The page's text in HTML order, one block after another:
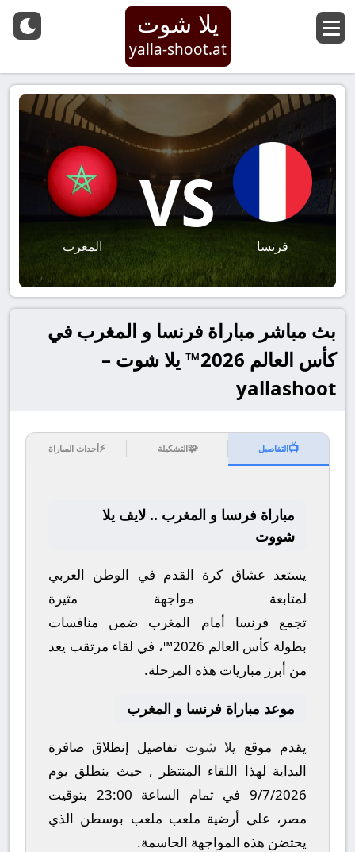
يلا شوت
yalla-shoot.at
فرنسا
VS
المغرب
بث مباشر مباراة فرنسا و المغرب في
كأس العالم 2026™ يلا شوت –
yallashoot
📺التفاصيل 🧩التشكيلة ⚡أحداث المباراة
مباراة فرنسا و المغرب .. لايف يلا
شووت
يستعد عشاق كرة القدم في الوطن العربي
لمتابعة مواجهة مثيرة
تجمع فرنسا أمام المغرب ضمن منافسات
بطولة كأس العالم 2026™
، في لقاء مرتقب يعد
من أبرز مباريات هذه المرحلة.
موعد مباراة فرنسا و المغرب
يقدم موقع يلا شوت تفاصيل إنطلاق صافرة
البداية لهذا اللقاء المنتظر , حيث ينطلق يوم
9/7/2026في تمام الساعة 23:00 بتوقيت
مصر، على أرضية ملعب ملعب بوسطن الذي
يحتضن هذه المواجهة الحاسمة.